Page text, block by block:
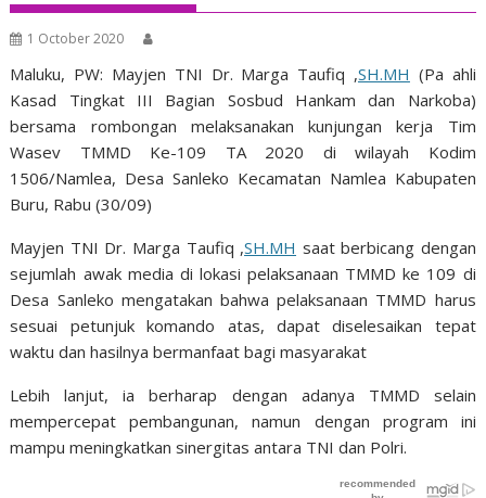
1 October 2020
Maluku, PW: Mayjen TNI Dr. Marga Taufiq ,SH.MH (Pa ahli
Kasad Tingkat III Bagian Sosbud Hankam dan Narkoba)
bersama rombongan melaksanakan kunjungan kerja Tim
Wasev TMMD Ke-109 TA 2020 di wilayah Kodim
1506/Namlea, Desa Sanleko Kecamatan Namlea Kabupaten
Buru, Rabu (30/09)
Mayjen TNI Dr. Marga Taufiq ,SH.MH saat berbicang dengan
sejumlah awak media di lokasi pelaksanaan TMMD ke 109 di
Desa Sanleko mengatakan bahwa pelaksanaan TMMD harus
sesuai petunjuk komando atas, dapat diselesaikan tepat
waktu dan hasilnya bermanfaat bagi masyarakat
Lebih lanjut, ia berharap dengan adanya TMMD selain
mempercepat pembangunan, namun dengan program ini
mampu meningkatkan sinergitas antara TNI dan Polri.